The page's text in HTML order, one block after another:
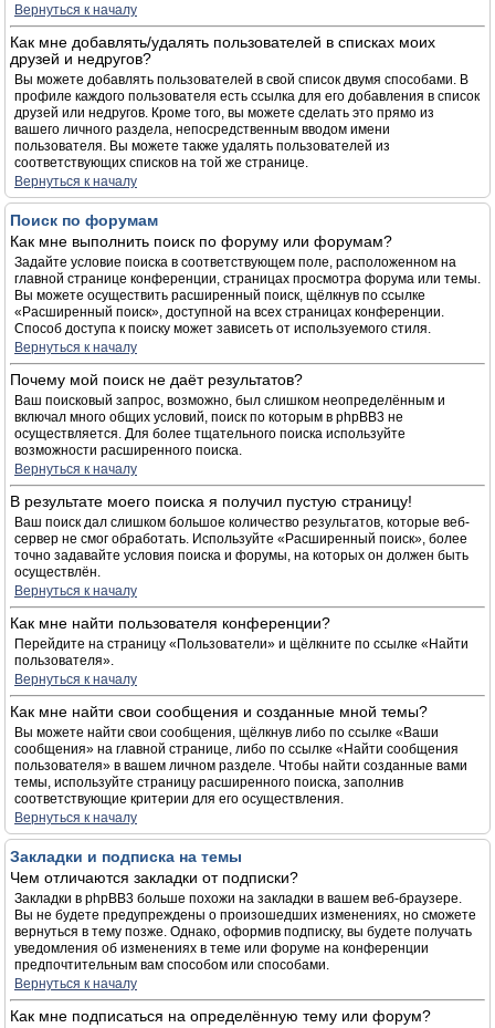
Вернуться к началу
Как мне добавлять/удалять пользователей в списках моих
друзей и недругов?
Вы можете добавлять пользователей в свой список двумя способами. В
профиле каждого пользователя есть ссылка для его добавления в список
друзей или недругов. Кроме того, вы можете сделать это прямо из
вашего личного раздела, непосредственным вводом имени
пользователя. Вы можете также удалять пользователей из
соответствующих списков на той же странице.
Вернуться к началу
Поиск по форумам
Как мне выполнить поиск по форуму или форумам?
Задайте условие поиска в соответствующем поле, расположенном на
главной странице конференции, страницах просмотра форума или темы.
Вы можете осуществить расширенный поиск, щёлкнув по ссылке
«Расширенный поиск», доступной на всех страницах конференции.
Способ доступа к поиску может зависеть от используемого стиля.
Вернуться к началу
Почему мой поиск не даёт результатов?
Ваш поисковый запрос, возможно, был слишком неопределённым и
включал много общих условий, поиск по которым в phpBB3 не
осуществляется. Для более тщательного поиска используйте
возможности расширенного поиска.
Вернуться к началу
В результате моего поиска я получил пустую страницу!
Ваш поиск дал слишком большое количество результатов, которые веб-
сервер не смог обработать. Используйте «Расширенный поиск», более
точно задавайте условия поиска и форумы, на которых он должен быть
осуществлён.
Вернуться к началу
Как мне найти пользователя конференции?
Перейдите на страницу «Пользователи» и щёлкните по ссылке «Найти
пользователя».
Вернуться к началу
Как мне найти свои сообщения и созданные мной темы?
Вы можете найти свои сообщения, щёлкнув либо по ссылке «Ваши
сообщения» на главной странице, либо по ссылке «Найти сообщения
пользователя» в вашем личном разделе. Чтобы найти созданные вами
темы, используйте страницу расширенного поиска, заполнив
соответствующие критерии для его осуществления.
Вернуться к началу
Закладки и подписка на темы
Чем отличаются закладки от подписки?
Закладки в phpBB3 больше похожи на закладки в вашем веб-браузере.
Вы не будете предупреждены о произошедших изменениях, но сможете
вернуться в тему позже. Однако, оформив подписку, вы будете получать
уведомления об изменениях в теме или форуме на конференции
предпочтительным вам способом или способами.
Вернуться к началу
Как мне подписаться на определённую тему или форум?